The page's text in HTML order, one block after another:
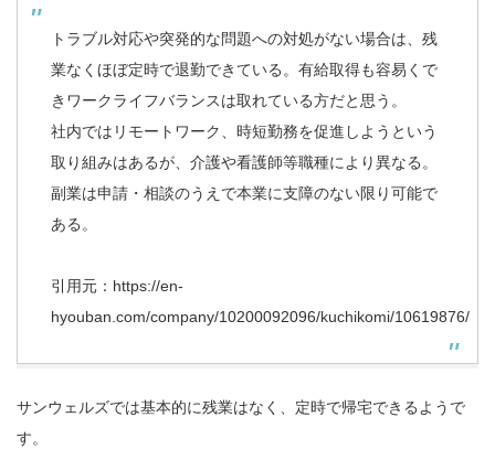
トラブル対応や突発的な問題への対処がない場合は、残
業なくほぼ定時で退勤できている。有給取得も容易くで
きワークライフバランスは取れている方だと思う。
社内ではリモートワーク、時短勤務を促進しようという
取り組みはあるが、介護や看護師等職種により異なる。
副業は申請・相談のうえで本業に支障のない限り可能で
ある。
引用元： https://en-
hyouban.com/company/10200092096/kuchikomi/10619876/
サンウェルズでは基本的に残業はなく、定時で帰宅できるようで
す。